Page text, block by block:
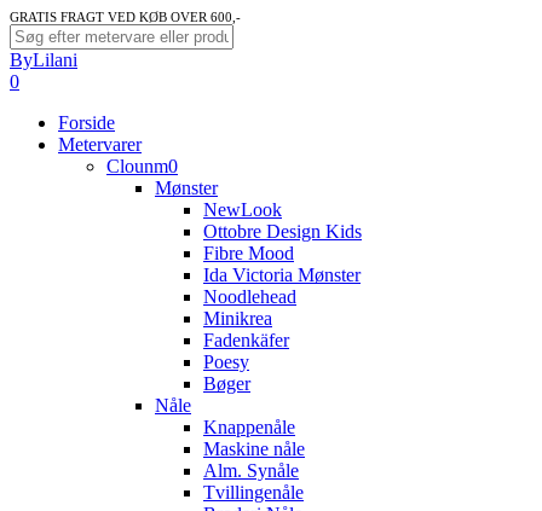
Skip
to
main
content
GRATIS FRAGT VED KØB OVER 600,-
Close
Search
ByLilani
search
account
0
Forside
Metervarer
Clounm0
Mønster
NewLook
Ottobre Design Kids
Fibre Mood
Ida Victoria Mønster
Noodlehead
Minikrea
Fadenkäfer
Poesy
Bøger
Nåle
Knappenåle
Maskine nåle
Alm. Synåle
Tvillingenåle